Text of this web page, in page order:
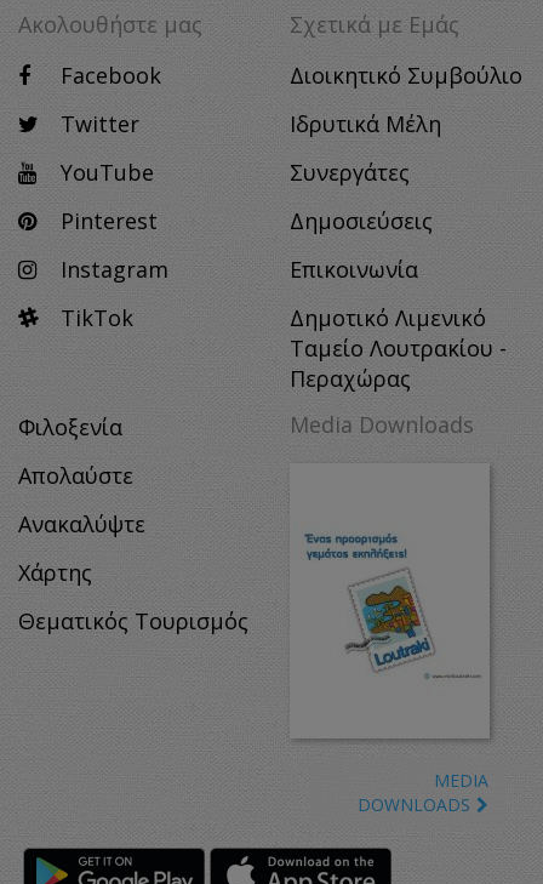
Ακολουθήστε μας
Facebook
Twitter
YouTube
Pinterest
Instagram
TikTok
Σχετικά με Eμάς
Διοικητικό Συμβούλιο
Ιδρυτικά Μέλη
Συνεργάτες
Δημοσιεύσεις
Επικοινωνία
Δημοτικό Λιμενικό
Ταμείο Λουτρακίου -
Περαχώρας
Φιλοξενία
Απολαύστε
Ανακαλύψτε
Χάρτης
Θεματικός Τουρισμός
Media Downloads
MEDIA
DOWNLOADS